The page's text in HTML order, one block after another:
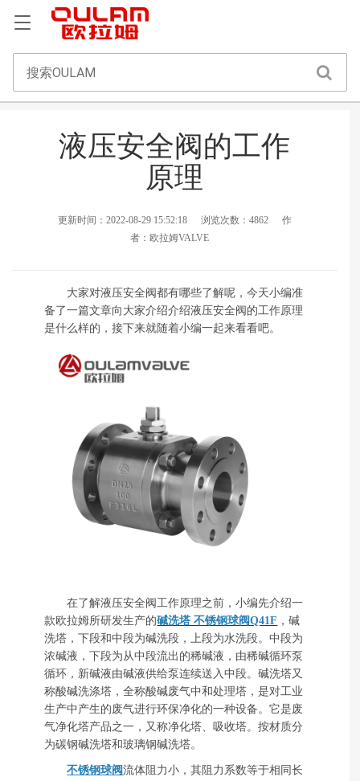
液压安全阀的工作
原理
更新时间：2022-08-29 15:52:18 浏览次数：4862
作
者：欧拉姆VALVE
大家对液压安全阀都有哪些了解呢，今天小编准
备了一篇文章向大家介绍介绍液压安全阀的工作原理
是什么样的，接下来就随着小编一起来看看吧。
在了解液压安全阀工作原理之前，小编先介绍一
款欧拉姆所研发生产的碱洗塔 不锈钢球阀Q41F ，碱
洗塔，下段和中段为碱洗段，上段为水洗段。中段为
浓碱液，下段为从中段流出的稀碱液，由稀碱循环泵
循环，新碱液由碱液供给泵连续送入中段。碱洗塔又
称酸碱洗涤塔，全称酸碱废气中和处理塔，是对工业
生产中产生的废气进行环保净化的一种设备。它是废
气净化塔产品之一，又称净化塔、吸收塔。按材质分
为碳钢碱洗塔和玻璃钢碱洗塔。
不锈钢球阀流体阻力小，其阻力系数等于相同长